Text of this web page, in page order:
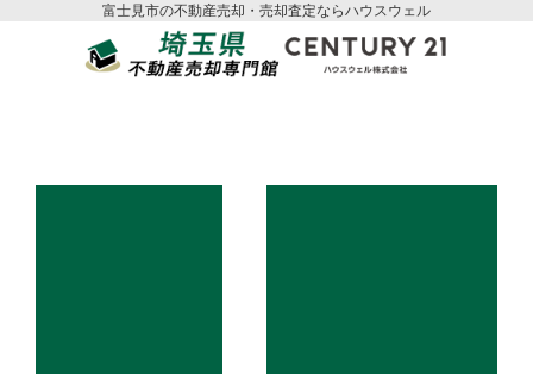
富士見市の不動産売却・売却査定ならハウスウェル